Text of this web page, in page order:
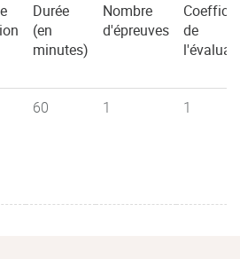
Durée
(en
minutes)
Nombre
d'épreuves
de
60 1 1